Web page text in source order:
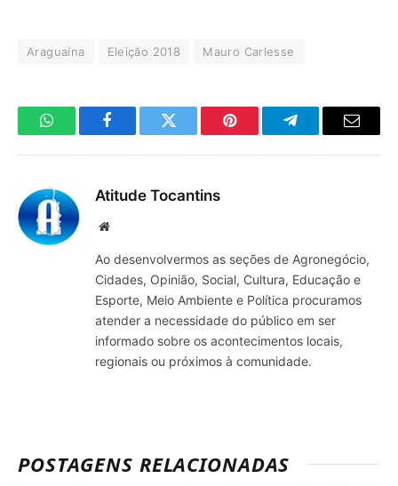
Araguaína Eleição 2018 Mauro Carlesse
WhatsAppFacebookTwitter Pinterest TelegramaE-
Atitude Tocantins
Site
Ao desenvolvermos as seções de Agronegócio,
Cidades, Opinião, Social, Cultura, Educação e
Esporte, Meio Ambiente e Política procuramos
atender a necessidade do público em ser
informado sobre os acontecimentos locais,
regionais ou próximos à comunidade.
POSTAGENS RELACIONADAS